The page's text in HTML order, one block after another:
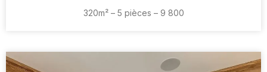
320m² – 5 pièces – 9 800